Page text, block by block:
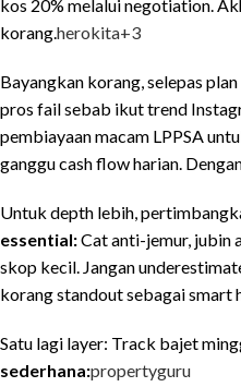
kos 20% melalui negotiation.
korang.herokita+3
Bayangkan korang, selepas
pros fail sebab ikut trend
pembiayaan macam LPPSA
ganggu cash flow harian.
Untuk depth lebih,
essential:Cat anti-jemur, jubin
skop kecil. Jangan
korang standout sebagai smart
Satu lagi layer: Track bajet
sederhana:propertyguru